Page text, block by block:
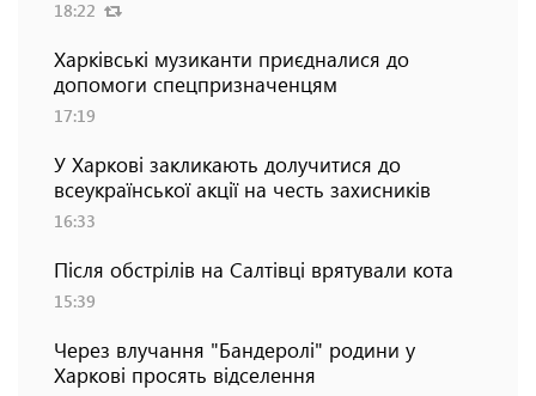
18:22
Харківські музиканти приєдналися до
допомоги спецпризначенцям
17:19
У Харкові закликають долучитися до
всеукраїнської акції на честь захисників
16:33
Після обстрілів на Салтівці врятували кота
15:39
Через влучання "Бандеролі" родини у
Харкові просять відселення